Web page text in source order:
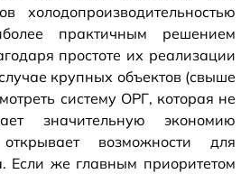
холодопроизводительностью
практичным решением
простоте их реализации
крупных объектов (свыше
систему ОРГ, которая не
значительную экономию
возможности для
Если же главным приоритетом